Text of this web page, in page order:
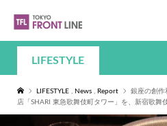
LIFESTYLE
LIFESTYLE , News , Report
銀座の創作
店「SHARI 東急歌舞伎町タワー」を、新宿歌舞